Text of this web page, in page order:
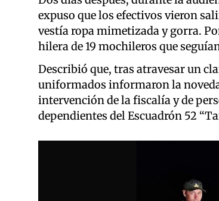
expuso que los efectivos vieron
vestía ropa mimetizada y gorra.
hilera de 19 mochileros que
Describió que, tras atravesar un
uniformados informaron la
intervención de la fiscalía y de
dependientes del Escuadrón 52